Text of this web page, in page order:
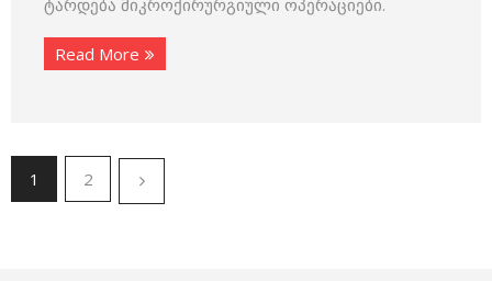
Read More
1 2